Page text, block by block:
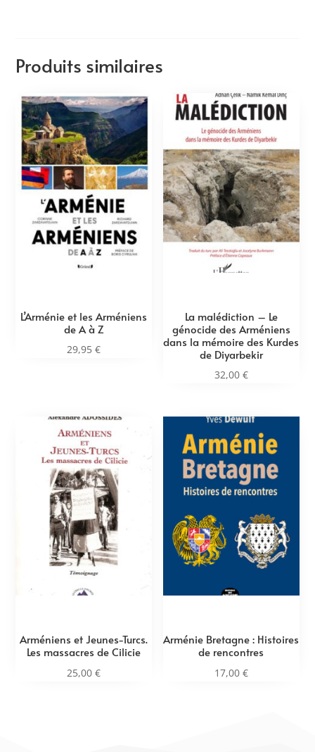
Produits similaires
L’Arménie et les Arméniens
de A à Z
29,95€
La malédiction – Le
génocide des Arméniens
dans la mémoire des Kurdes
de Diyarbekir
32,00 €
Arméniens et Jeunes-Turcs.
Les massacres de Cilicie
25,00€
Arménie Bretagne : Histoires
de rencontres
17,00 €